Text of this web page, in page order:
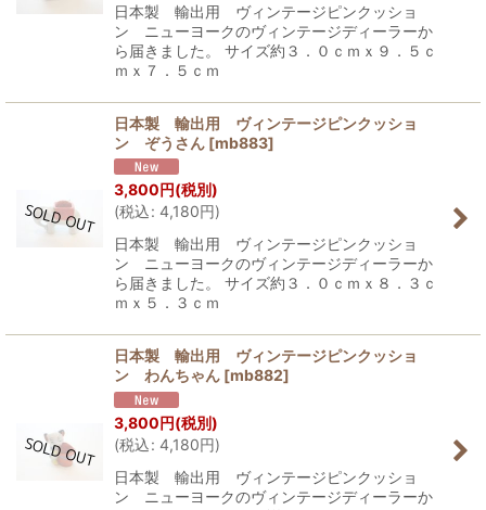
日本製 輸出用 ヴィンテージピンクッショ
ン ニューヨークのヴィンテージディーラーか
ら届きました。 サイズ約３．０ｃｍｘ９．５ｃ
ｍｘ７．５ｃｍ
日本製 輸出用 ヴィンテージピンクッショ
ン ぞうさん [mb883]
3,800 円(税別)
(税込: 4,180円)
日本製 輸出用 ヴィンテージピンクッショ
ン ニューヨークのヴィンテージディーラーか
ら届きました。 サイズ約３．０ｃｍｘ８．３ｃ
ｍｘ５．３ｃｍ
日本製 輸出用 ヴィンテージピンクッショ
ン わんちゃん [mb882]
3,800円(税別)
(税込: 4,180円)
日本製 輸出用 ヴィンテージピンクッショ
ン ニューヨークのヴィンテージディーラーか